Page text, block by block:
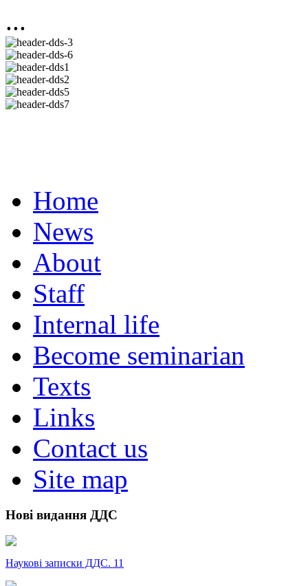
...
Home
News
About
Staff
Internal life
Become seminarian
Texts
Links
Contact us
Site map
Нові видання ДДС
Наукові записки ДДС. 11